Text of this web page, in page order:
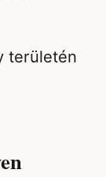
területén